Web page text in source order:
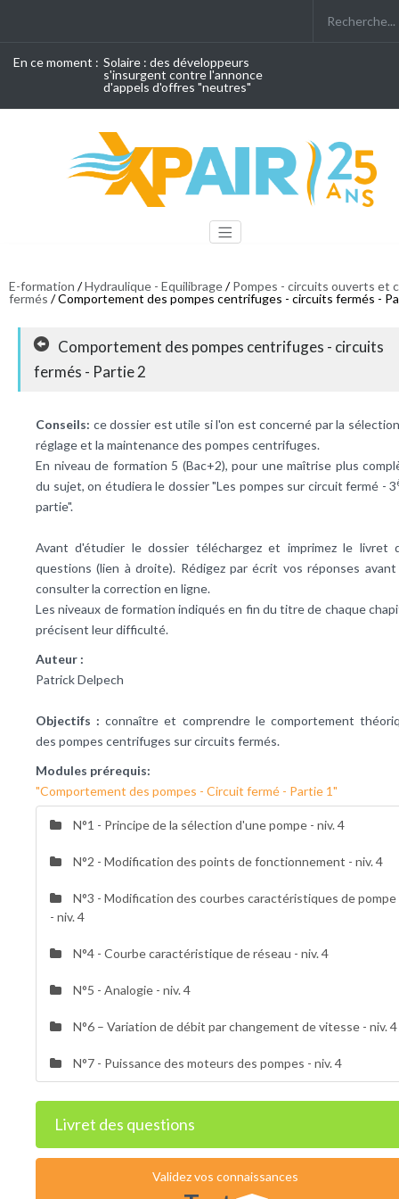
En ce moment : Solaire : des développeurs
s'insurgent contre l'annonce
d'appels d'offres "neutres"
E-formation /Hydraulique - Equilibrage/Pompes - circuits ouverts et
fermés / Comportement des pompes centrifuges - circuits fermés -
Comportement des pompes centrifuges - circuits
fermés - Partie 2
Conseils: ce dossier est utile si l'on est concerné par la
réglage et la maintenance des pompes centrifuges.
En niveau de formation 5 (Bac+2), pour une maîtrise plus
du sujet, on étudiera le dossier "Les pompes sur circuit fermé - 3
partie".
Avant d'étudier le dossier téléchargez et imprimez le livret
questions (lien à droite). Rédigez par écrit vos réponses
consulter la correction en ligne.
Les niveaux de formation indiqués en fin du titre de chaque
précisent leur difficulté.
Auteur :
Patrick Delpech
Objectifs :connaître et comprendre le comportement
des pompes centrifuges sur circuits fermés.
Modules prérequis:
"Comportement des pompes - Circuit fermé - Partie 1"
N°1 - Principe de la sélection d'une pompe - niv. 4
N°2 - Modification des points de fonctionnement - niv. 4
N°3 - Modification des courbes caractéristiques de pompe
- niv. 4
N°4 - Courbe caractéristique de réseau - niv. 4
N°5 - Analogie - niv. 4
N°6 – Variation de débit par changement de vitesse - niv. 4
N°7 - Puissance des moteurs des pompes - niv. 4
Livret des questions
Validez vos connaissances